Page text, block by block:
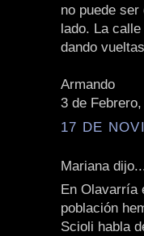
no puede
lado. La
dando
Armando
3 de
17 DE
Mariana
En Olavarría
población
Scioli habla